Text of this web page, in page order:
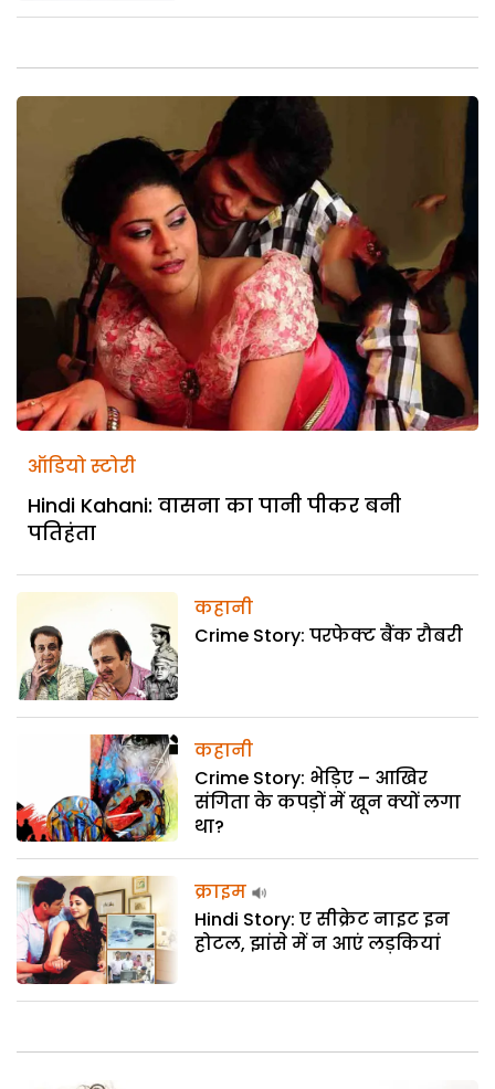
ऑडियो स्टोरी
Hindi Kahani: वासना का पानी पीकर बनी
पतिहंता
कहानी
Crime Story: परफेक्ट बैंक रौबरी
कहानी
Crime Story: भेड़िए – आखिर
संगिता के कपड़ों में खून क्यों लगा
था?
क्राइम
Hindi Story: ए सीक्रेट नाइट इन
होटल, झांसे में न आएं लड़कियां